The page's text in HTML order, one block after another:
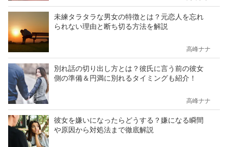
未練タラタラな男女の特徴とは？元恋人を忘れ
られない理由と断ち切る方法を解説
高峰ナナ
別れ話の切り出し方とは？彼氏に言う前の彼女
側の準備＆円満に別れるタイミングも紹介！
高峰ナナ
彼女を嫌いになったらどうする？嫌になる瞬間
や原因から対処法まで徹底解説